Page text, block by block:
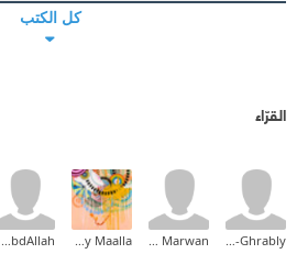
كل الكتب
القرّاء
Sami Ali El-Ghrably
Bahaa Marwan
Tahany Maalla
Ahmed AbdAllah